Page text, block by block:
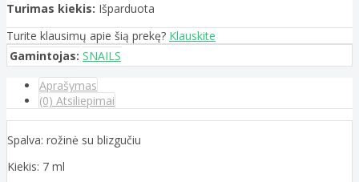
Turimas kiekis: Išparduota
Turite klausimų apie šią prekę? Klauskite
Gamintojas: SNAILS
Aprašymas
(0) Atsiliepimai
Spalva: rožinė su blizgučiu
Kiekis: 7 ml